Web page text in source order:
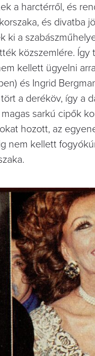
a harctérről, és
és divatba
ki a
közszemlére.
kellett ügyelni
és Ingrid
a deréköv, így a
sarkú cipők
hozott, az
nem kellett